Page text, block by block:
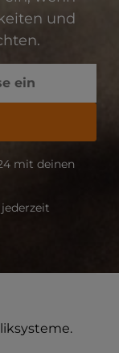
und
mit deinen